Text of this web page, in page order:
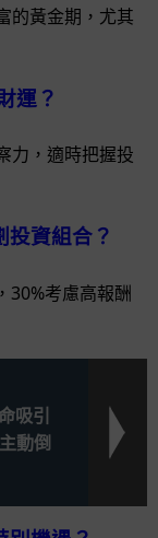
的黃金期，尤其
運？
力，適時把握投
資組合？
30%考慮高報酬
吸引
動倒